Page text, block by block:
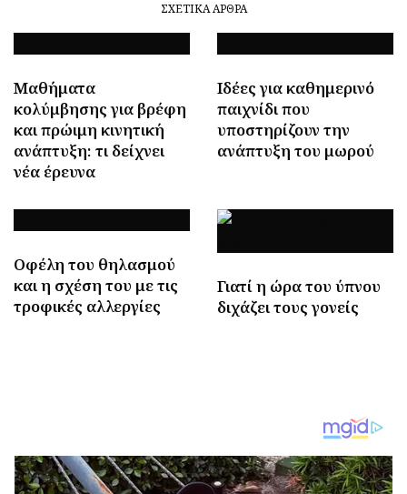
ΣΧΕΤΙΚΆ ΆΡΘΡΑ
Μαθήματα
κολύμβησης για βρέφη
και πρώιμη κινητική
ανάπτυξη: τι δείχνει
νέα έρευνα
Ιδέες για καθημερινό
παιχνίδι που
υποστηρίζουν την
ανάπτυξη του μωρού
Οφέλη του θηλασμού
και η σχέση του με τις
τροφικές αλλεργίες
Γιατί η ώρα του ύπνου
διχάζει τους γονείς